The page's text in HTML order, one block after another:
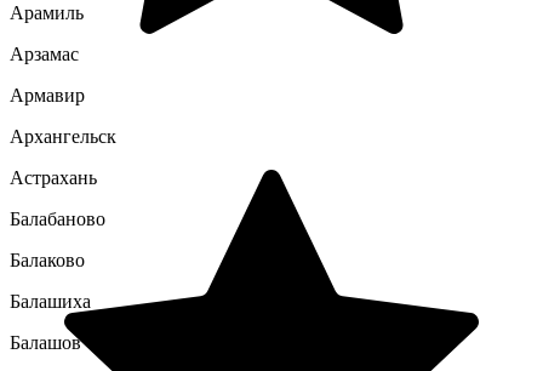
Арамиль
Арзамас
Армавир
Архангельск
Астрахань
Балабаново
Балаково
Балашиха
Балашов